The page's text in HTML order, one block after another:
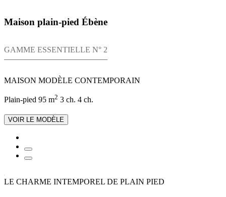
Maison plain-pied Ébène
GAMME ESSENTIELLE N° 2
MAISON MODÈLE CONTEMPORAIN
Plain-pied 95 m2 3 ch. 4 ch.
VOIR LE MODÈLE
LE CHARME INTEMPOREL DE PLAIN PIED